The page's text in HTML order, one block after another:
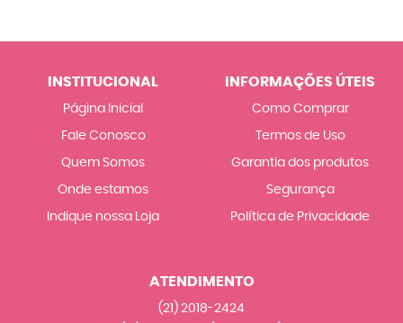
INSTITUCIONAL
Página Inicial
Fale Conosco
Quem Somos
Onde estamos
Indique nossa Loja
INFORMAÇÕES ÚTEIS
Como Comprar
Termos de Uso
Garantia dos produtos
Segurança
Política de Privacidade
ATENDIMENTO
(21) 2018-2424